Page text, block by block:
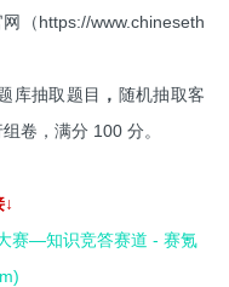
（https://www.chineseth
库抽取题目 ， 随机抽取客
卷，满分 100 分。
赛—知识竞答赛道 - 赛氪